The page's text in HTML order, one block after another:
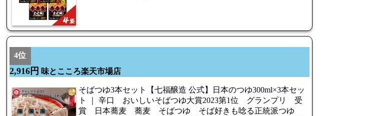
4位
2,916円 味とこころ楽天市場店
そばつゆ3本セット【七福醸造 公式】日本のつゆ300ml×3本セッ
ト ｜ 辛口 おいしいそばつゆ大賞2023第1位 グランプリ 受
賞 日本蕎麦 蕎麦 そばつゆ そば好きも唸る正統派つゆ